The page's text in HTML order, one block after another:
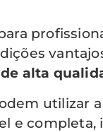
alta
utilizar
e completa,